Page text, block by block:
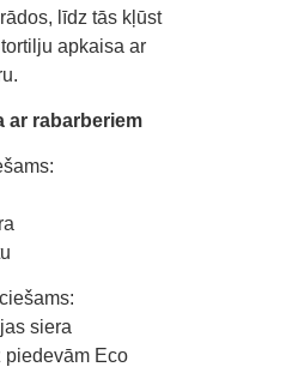
līdz tās kļūst
apkaisa ar
ar rabarberiem
siera
piedevām Eco